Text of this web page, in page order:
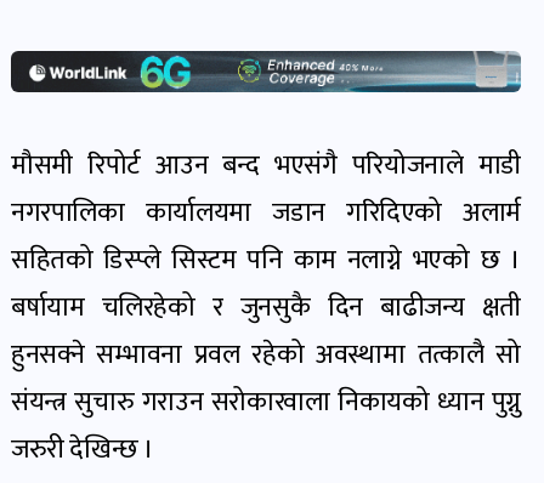
पोष्ट
कला-
साहित्य
भिडियो-
पडकास्ट
मौसमी रिपोर्ट आउन बन्द भएसंगै परियोजनाले माडी
नगरपालिका कार्यालयमा जडान गरिदिएको अलार्म
सहितको डिस्प्ले सिस्टम पनि काम नलाग्ने भएको छ ।
बर्षायाम चलिरहेको र जुनसुकै दिन बाढीजन्य क्षती
हुनसक्ने सम्भावना प्रवल रहेको अवस्थामा तत्कालै सो
संयन्त्र सुचारु गराउन सरोकारवाला निकायको ध्यान पुग्नु
जरुरी देखिन्छ ।